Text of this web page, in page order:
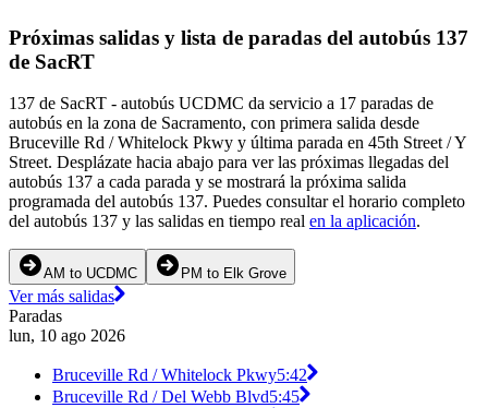
Próximas salidas y lista de paradas del autobús 137
de SacRT
137 de SacRT - autobús UCDMC da servicio a 17 paradas de
autobús en la zona de Sacramento, con primera salida desde
Bruceville Rd / Whitelock Pkwy y última parada en 45th Street / Y
Street. Desplázate hacia abajo para ver las próximas llegadas del
autobús 137 a cada parada y se mostrará la próxima salida
programada del autobús 137. Puedes consultar el horario completo
del autobús 137 y las salidas en tiempo real en la aplicación.
AM to UCDMC PM to Elk Grove
Ver más salidas
Paradas
lun, 10 ago 2026
Bruceville Rd / Whitelock Pkwy5:42
Bruceville Rd / Del Webb Blvd5:45